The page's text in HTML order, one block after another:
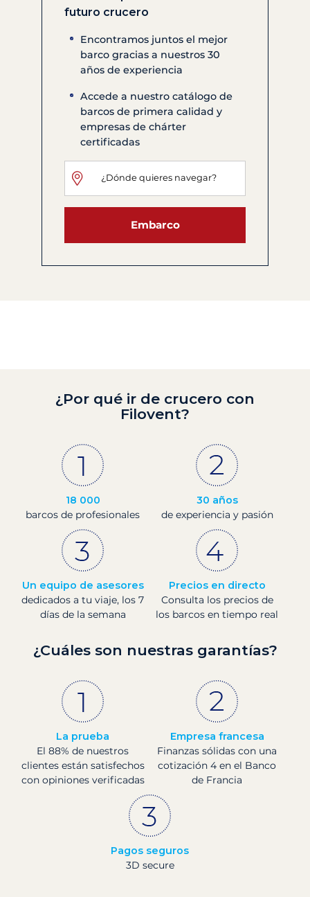
futuro crucero
Encontramos juntos el mejor
barco gracias a nuestros 30
años de experiencia
Accede a nuestro catálogo de
barcos de primera calidad y
empresas de chárter
certificadas
Embarco
¿Por qué ir de crucero con
Filovent?
18 000
barcos de profesionales
30 años
de experiencia y pasión
Un equipo de asesores
dedicados a tu viaje, los 7
días de la semana
Precios en directo
Consulta los precios de
los barcos en tiempo real
¿Cuáles son nuestras garantías?
La prueba
El 88% de nuestros
clientes están satisfechos
con opiniones verificadas
Empresa francesa
Finanzas sólidas con una
cotización 4 en el Banco
de Francia
Pagos seguros
3D secure